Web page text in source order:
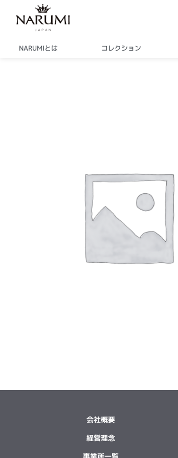
NARUMIとは コレクション
会社概要
経営理念
事業所一覧